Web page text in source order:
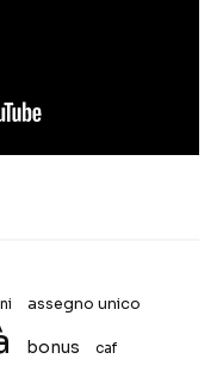
assegno unico
bonus caf